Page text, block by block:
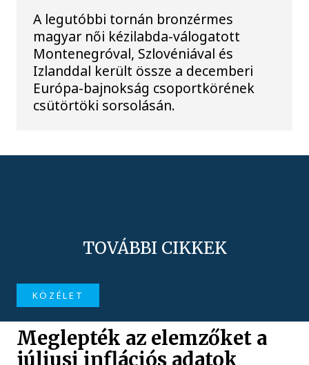
A legutóbbi tornán bronzérmes
magyar női kézilabda-válogatott
Montenegróval, Szlovéniával és
Izlanddal került össze a decemberi
Európa-bajnokság csoportkörének
csütörtöki sorsolásán.
TOVÁBBI CIKKEK
KÖZÉLET
Meglepték az elemzőket a
júliusi inflációs adatok